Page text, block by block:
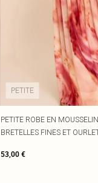
PETITE
PETITE ROBE EN
BRETELLES FINES ET
53,00 €